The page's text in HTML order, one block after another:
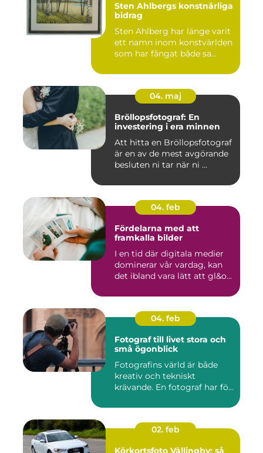
Sten Ahlbergs konstnärliga
bidrag
Sten Ahlberg har länge varit
ett namn inom konstvärlden
som har fångat både sa...
04. maj
Bröllopsfotograf: En
investering i era minnen
Att hitta en Bröllopsfotograf
är en av de mest avgörande
besluten ni tar när ni ...
04. feb
Fördelarna med att
framkalla bilder
I en tid där digitala medier
dominerar vår vardag, kan
det ibland vara lätt att gl&o...
04. feb
Fotograf till livet stora och
små ögonblick
Fotografins värld är både
kreativ och tekniskt
krävande. En fotograf har fö...
02. feb
Körkortsfoto Vällingby: så